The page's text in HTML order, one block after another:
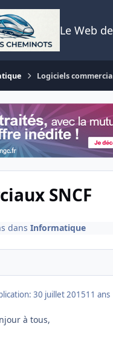
Le Web
Logiciels
SNCF
dans Informatique
30 juillet 201511 ans
à tous,